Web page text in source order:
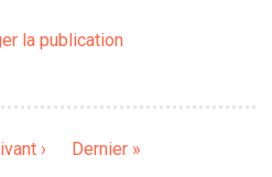
la publication
›
Dernière
Dernier »